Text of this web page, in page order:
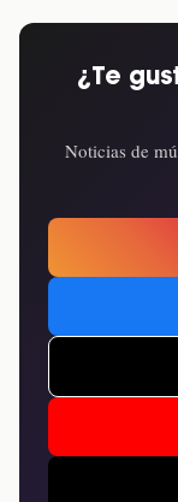
¿Te
Noticias de